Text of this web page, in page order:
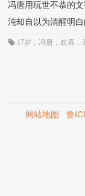
冯唐用玩世不恭的
沌却自以为清醒明
17岁 ， 冯唐 ，欢喜 ，
网站地图 鲁